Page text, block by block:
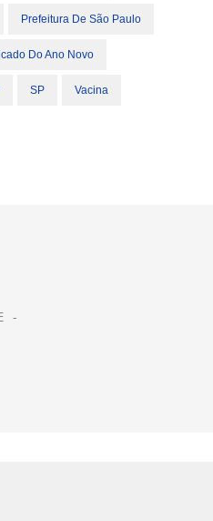
Prefeitura De São Paulo
Do Ano Novo
SP Vacina